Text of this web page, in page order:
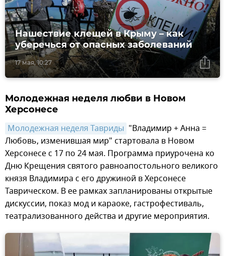
17 мая, 10:27
Нашествие клещей в Крыму – как
уберечься от опасных заболеваний
Молодежная неделя любви в Новом
Херсонесе
Молодежная неделя Тавриды "Владимир + Анна =
Любовь, изменившая мир" стартовала в Новом
Херсонесе с 17 по 24 мая. Программа приурочена ко
Дню Крещения святого равноапостольного великого
князя Владимира с его дружиной в Херсонесе
Таврическом. В ее рамках запланированы открытые
дискуссии, показ мод и караоке, гастрофестиваль,
театрализованного действа и другие мероприятия.